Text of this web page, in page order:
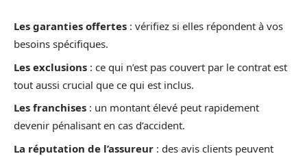
Les garanties offertes : vérifiez si elles répondent à vos
besoins spécifiques.
Les exclusions : ce qui n’est pas couvert par le contrat est
tout aussi crucial que ce qui est inclus.
Les franchises : un montant élevé peut rapidement
devenir pénalisant en cas d’accident.
La réputation de l’assureur : des avis clients peuvent